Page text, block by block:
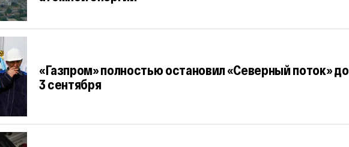
«Газпром» полностью остановил «Северный поток» до
3 сентября